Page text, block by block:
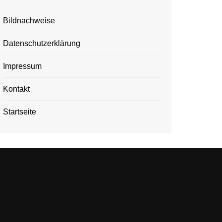
Bildnachweise
Datenschutzerklärung
Impressum
Kontakt
Startseite